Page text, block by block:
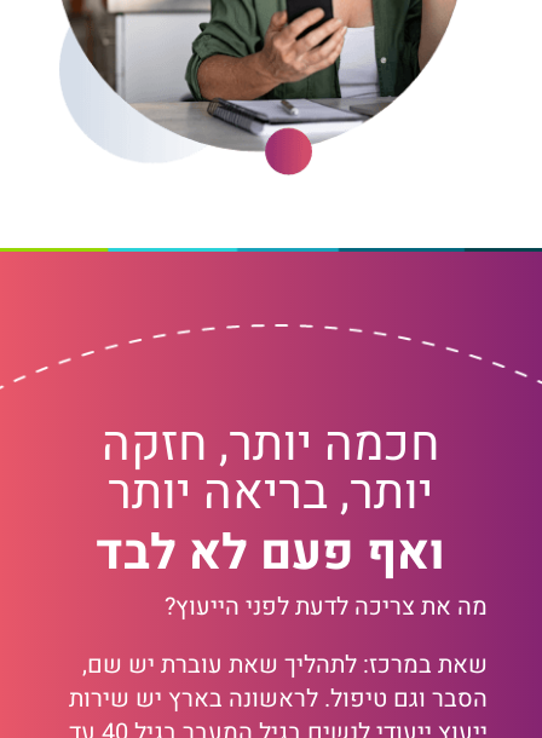
חכמה יותר, חזקה
יותר, בריאה יותר
ואף פעם לא לבד
מה את צריכה לדעת לפני הייעוץ?
שאת במרכז: לתהליך שאת עוברת יש שם,
הסבר וגם טיפול. לראשונה בארץ יש שירות